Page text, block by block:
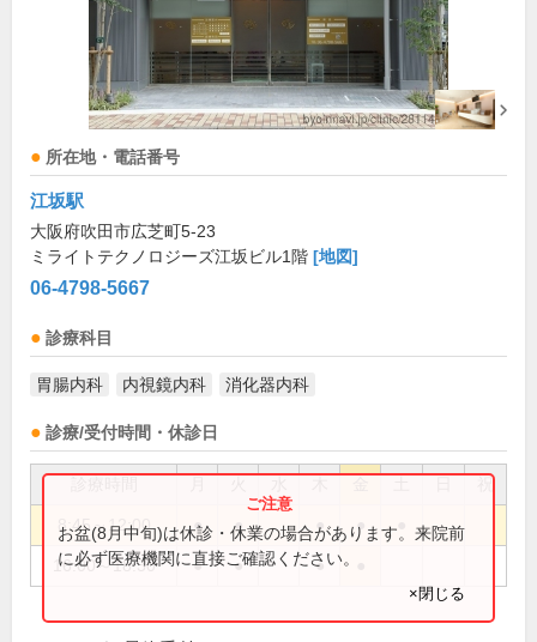
所在地・電話番号
江坂駅
大阪府吹田市広芝町5-23
ミライトテクノロジーズ江坂ビル1階 [地図]
06-4798-5667
診療科目
胃腸内科 内視鏡内科 消化器内科
診療/受付時間・休診日
祝
8:45～12:00 ● ● ● ●
16:00～18:30 ● ● ●
お盆(8月中旬)は休診・休業の場合があります。来院前
に必ず医療機関に直接ご確認ください。
×閉じる